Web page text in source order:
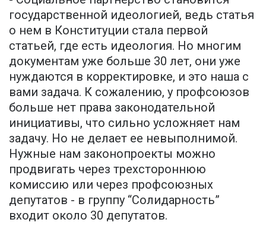
государственной идеологией, ведь статья
о нем в Конституции стала первой
статьей, где есть идеология. Но многим
документам уже больше 30 лет, они уже
нуждаются в корректировке, и это наша с
вами задача. К сожалению, у профсоюзов
больше нет права законодательной
инициативы, что сильно усложняет нам
задачу. Но не делает ее невыполнимой.
Нужные нам законопроекты можно
продвигать через трехстороннюю
комиссию или через профсоюзных
депутатов - в группу “Солидарность”
входит около 30 депутатов.